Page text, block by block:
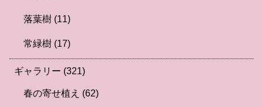
落葉樹 (11)
常緑樹 (17)
ギャラリー (321)
春の寄せ植え (62)